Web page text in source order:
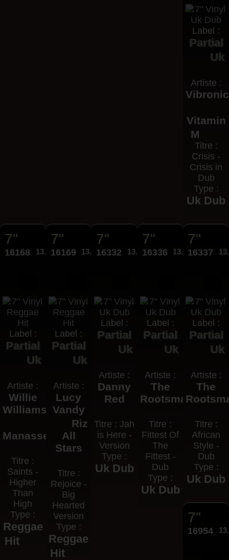
Label :
Partial
Uk
Artiste :
Vitamin
M
Titre :
Crisis -
Crisis in
Dub
Type :
Uk Dub
7"
16168 13.95€
Label :
Partial
Uk
Artiste :
Willie
Williams
Manasseh
Titre :
Saints -
Higher
Than
High
Type :
Reggae
Hit
7"
16169 13.95€
Label :
Partial
Uk
Artiste :
Lucy
Vandy
Riz
All
Stars
Titre :
Rejoice -
Big
Hearted
Version
Type :
Reggae
Hit
7"
16332 13.95€
Label :
Partial
Uk
Artiste :
Danny
Red
Titre : Jah
is Here -
Version
Type :
Uk Dub
7"
16336 13.95€
Label :
Partial
Uk
Artiste :
The
Rootsman
Titre :
Fittest Of
The
Fittest -
Dub
Type :
Uk Dub
7"
16337
Label :
Partial
Uk
Artiste :
The
Titre :
African
Style -
Dub
Type :
Uk Dub
7"
16954